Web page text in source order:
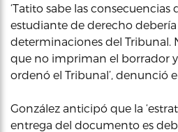
‘Tatito sabe las consecuencias
estudiante de derecho debería
determinaciones del Tribunal.
que no impriman el borrador
ordenó el Tribunal’, denunció
González anticipó que la
entrega del documento es